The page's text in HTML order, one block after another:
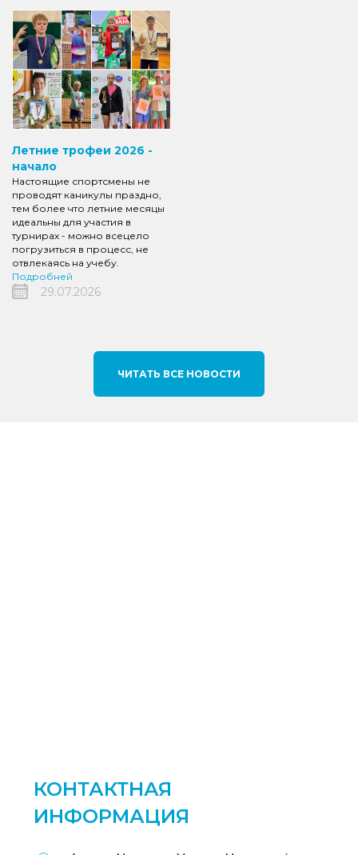
Летние трофеи 2026 -
начало
Настоящие спортсмены не
проводят каникулы праздно,
тем более что летние месяцы
идеальны для участия в
турнирах - можно всецело
погрузиться в процесс, не
отвлекаясь на учебу.
Подробней
29.07.2026
ЧИТАТЬ ВСЕ НОВОСТИ
КОНТАКТНАЯ
ИНФОРМАЦИЯ